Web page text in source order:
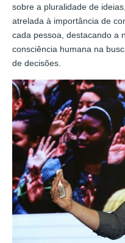
sobre a pluralidade de
atrelada à importância de
cada pessoa, destacando a
consciência humana na
de decisões.